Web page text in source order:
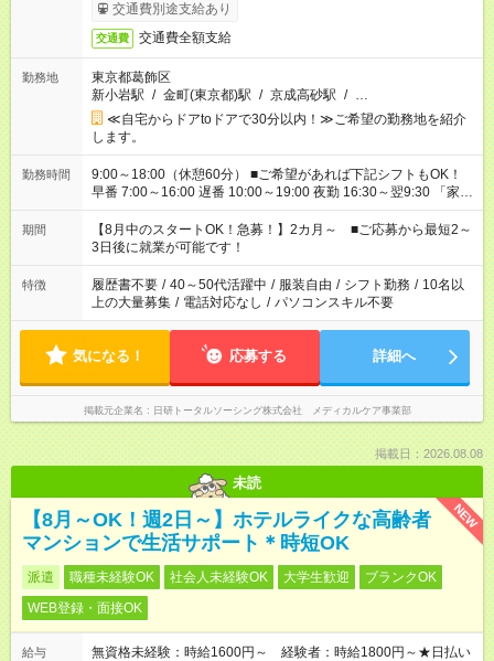
交通費別途支給あり
交通費 交通費全額支給
勤務地
東京都葛飾区
新小岩駅 / 金町(東京都)駅 / 京成高砂駅 / …
≪自宅からドアtoドアで30分以内！≫ご希望の勤務地を紹介
します。
勤務時間
9:00～18:00（休憩60分） ■ご希望があれば下記シフトもOK！
早番 7:00～16:00 遅番 10:00～19:00 夜勤 16:30～翌9:30 「家族
と休みを合わせたい」 「余裕を持って夕飯の準備がしたい」
「できれば残業はしたくない」 など、ご希望を教えてください
ね。 ※Wワーク希望の方へ 今ご覧のお仕事で希望する勤務時間
と、もう1つのお仕事の勤務時間。 合計で週40時間を超える場
合は応募できません。
期間
【8月中のスタートOK！急募！】2カ月～ ■ご応募から最短2～
3日後に就業が可能です！
特徴 履歴書不要 / 40～50代活躍中 / 服装自由 / シフト勤務 / 10名以
上の大量募集 / 電話対応なし / パソコンスキル不要
気になる！ 応募する 詳細へ
掲載元企業名 日研トータルソーシング株式会社 メディカルケア事業部
掲載日：2026.08.08
未読
NEW
【8月～OK！週2日～】ホテルライクな高齢者
マンションで生活サポート＊時短OK
派遣 職種未経験OK 社会人未経験OK 大学生歓迎
ブランクOK
WEB登録・面接OK
給与
無資格未経験：時給1600円～ 経験者：時給1800円～★日払い